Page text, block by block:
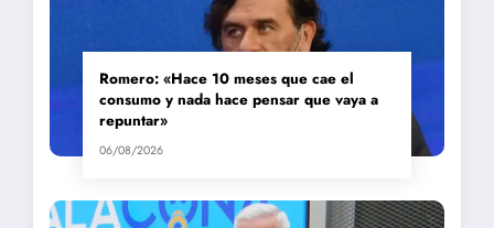
Romero: «Hace 10 meses que cae el
consumo y nada hace pensar que vaya a
repuntar»
06/08/2026